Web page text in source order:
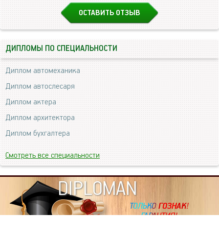
ОСТАВИТЬ ОТЗЫВ
ДИПЛОМЫ ПО СПЕЦИАЛЬНОСТИ
Диплом автомеханика
Диплом автослесаря
Диплом актера
Диплом архитектора
Диплом бухгалтера
Смотреть все специальности
DIPLOMAN